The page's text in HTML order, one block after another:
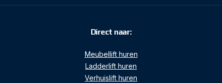
Direct naar:
Meubellift huren
Ladderlift huren
Verhuislift huren